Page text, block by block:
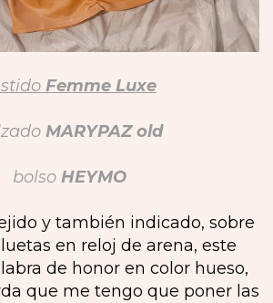
Femme Luxe
MARYPAZ old
bolso HEYMO
y también indicado, sobre
en reloj de arena, este
de honor en color hueso,
que me tengo que poner las